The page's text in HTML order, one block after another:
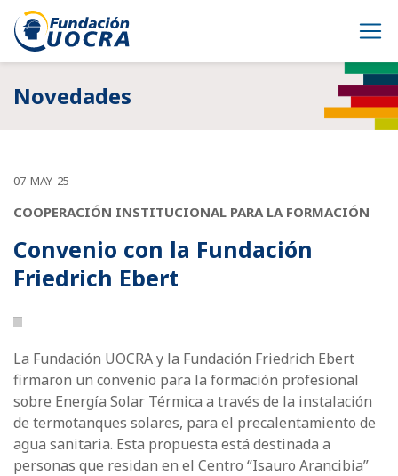
Novedades
07-MAY-25
COOPERACIÓN INSTITUCIONAL PARA LA FORMACIÓN
Convenio con la Fundación
Friedrich Ebert
La Fundación UOCRA y la Fundación Friedrich Ebert
firmaron un convenio para la formación profesional
sobre Energía Solar Térmica a través de la instalación
de termotanques solares, para el precalentamiento de
agua sanitaria. Esta propuesta está destinada a
personas que residan en el Centro “Isauro Arancibia”